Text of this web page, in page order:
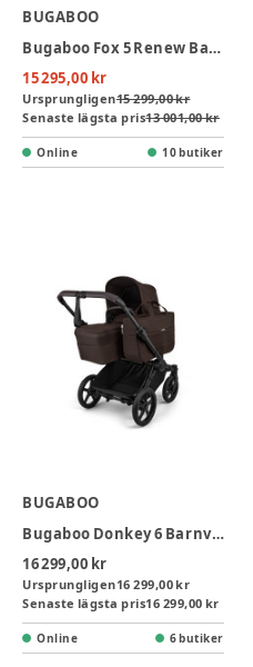
BUGABOO
Bugaboo Fox 5 Renew Barnvagn - Heritage Black/Black
15 295,00 kr
Ursprungligen15 299,00 kr
Senaste lägsta pris13 001,00 kr
Online 10 butiker
BUGABOO
Bugaboo Donkey 6 Barnvagn - Cocoa Brown/Black
16 299,00 kr
Ursprungligen16 299,00 kr
Senaste lägsta pris16 299,00 kr
Online 6 butiker